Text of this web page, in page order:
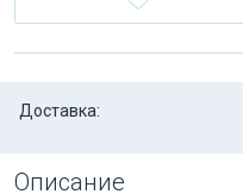
Доставка:
Описание